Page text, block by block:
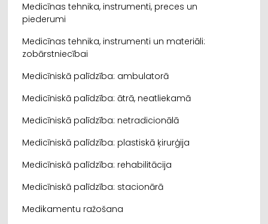
Medicīnas tehnika, instrumenti, preces un
piederumi
Medicīnas tehnika, instrumenti un materiāli:
zobārstniecībai
Medicīniskā palīdzība: ambulatorā
Medicīniskā palīdzība: ātrā, neatliekamā
Medicīniskā palīdzība: netradicionālā
Medicīniskā palīdzība: plastiskā ķirurģija
Medicīniskā palīdzība: rehabilitācija
Medicīniskā palīdzība: stacionārā
Medikamentu ražošana